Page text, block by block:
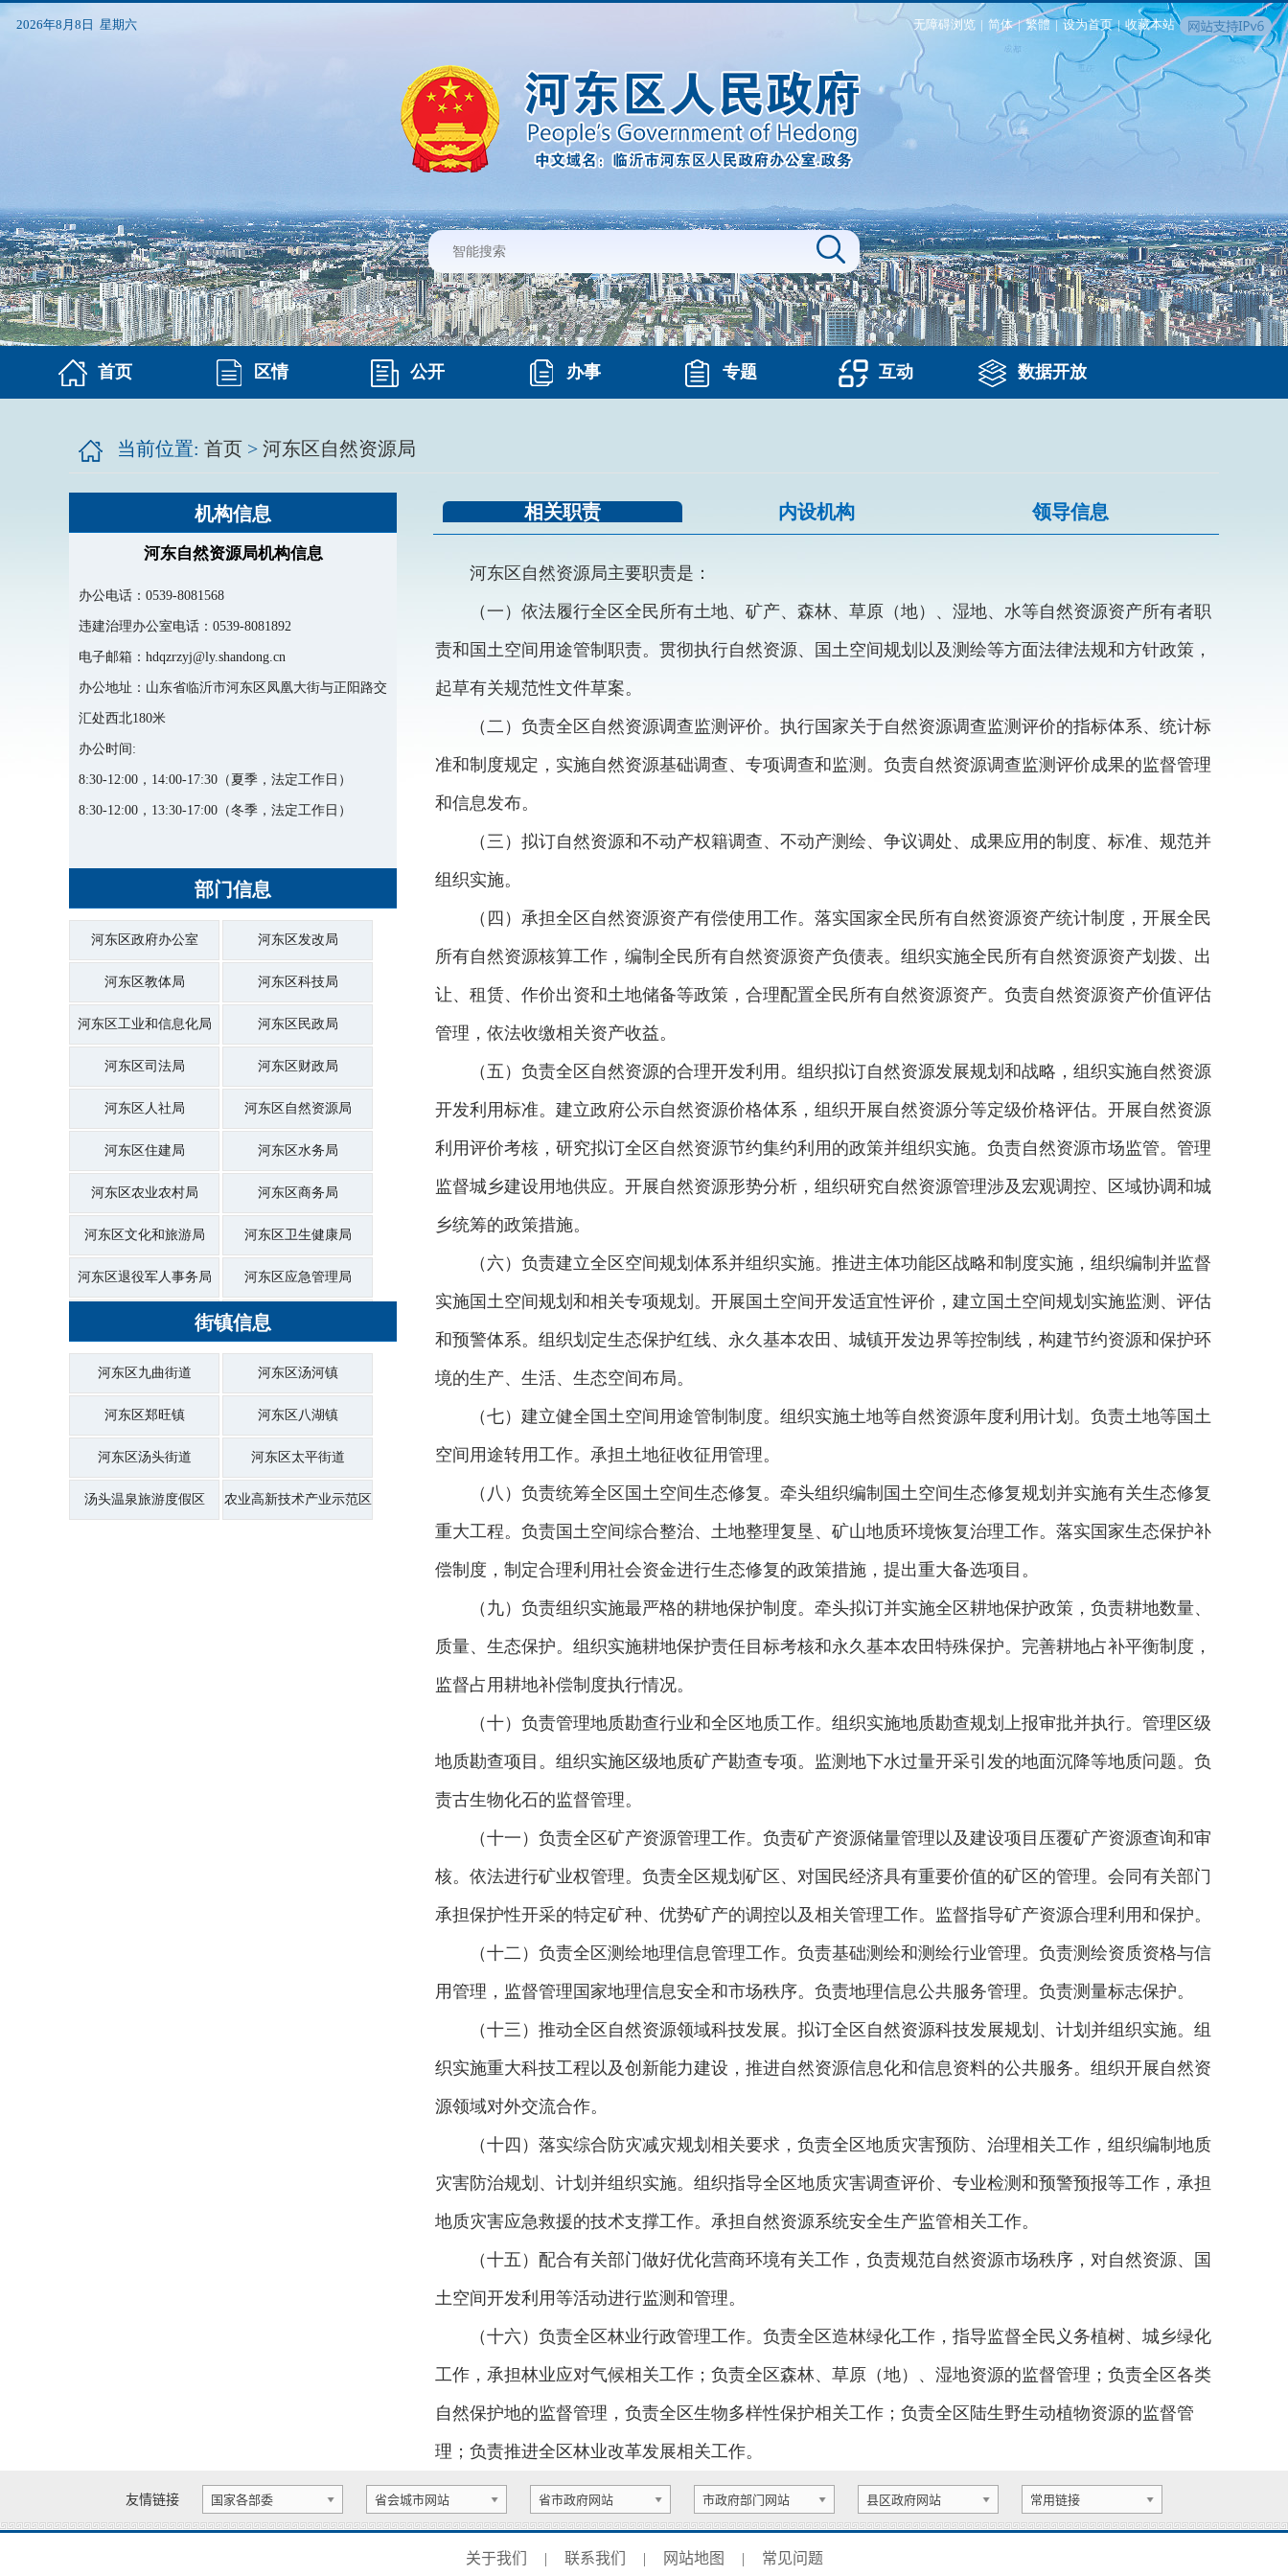
2026年8月8日 星期六 无障碍浏览 | 简体 | 繁體 | 设为首页 | 收藏本站
首页 区情 公开 办事 专题 互动 数据开放
当前位置: 首页 > 河东区自然资源局
机构信息
河东自然资源局机构信息
办公电话： 0539-8081568
违建治理办公室电话 ： 0539-8081892
电子邮箱： hdqzrzyj@ly.shandong.cn
办公地址： 山东省临沂市河东区凤凰大街与正阳路交
汇处西北180米
办公时间:
8:30-12:00，14:00-17:30（夏季，法定工作日）
8:30-12:00，13:30-17:00（冬季，法定工作日）
部门信息
河东区政府办公室 河东区发改局
河东区教体局 河东区科技局
河东区工业和信息化局 河东区民政局
河东区司法局 河东区财政局
河东区人社局 河东区自然资源局
河东区住建局 河东区水务局
河东区农业农村局 河东区商务局
河东区文化和旅游局 河东区卫生健康局
河东区退役军人事务局 河东区应急管理局
河东区行政审批服务局
街镇信息
河东区九曲街道 河东区汤河镇
河东区郑旺镇 河东区八湖镇
河东区汤头街道 河东区太平街道
汤头温泉旅游度假区 农业高新技术产业示范区
相关职责 内设机构 领导信息
河东区自然资源局主要职责是：
（一）依法履行全区全民所有土地、矿产、森林、草原（地）、湿地、水等自然资源资产所有者职
责和国土空间用途管制职责。贯彻执行自然资源、国土空间规划以及测绘等方面法律法规和方针政策，
起草有关规范性文件草案。
（二）负责全区自然资源调查监测评价。执行国家关于自然资源调查监测评价的指标体系、统计标
准和制度规定，实施自然资源基础调查、专项调查和监测。负责自然资源调查监测评价成果的监督管理
和信息发布。
（三）拟订自然资源和不动产权籍调查、不动产测绘、争议调处、成果应用的制度、标准、规范并
组织实施。
（四）承担全区自然资源资产有偿使用工作。落实国家全民所有自然资源资产统计制度，开展全民
所有自然资源核算工作，编制全民所有自然资源资产负债表。组织实施全民所有自然资源资产划拨、出
让、租赁、作价出资和土地储备等政策，合理配置全民所有自然资源资产。负责自然资源资产价值评估
管理，依法收缴相关资产收益。
（五）负责全区自然资源的合理开发利用。组织拟订自然资源发展规划和战略，组织实施自然资源
开发利用标准。建立政府公示自然资源价格体系，组织开展自然资源分等定级价格评估。开展自然资源
利用评价考核，研究拟订全区自然资源节约集约利用的政策并组织实施。负责自然资源市场监管。管理
监督城乡建设用地供应。开展自然资源形势分析，组织研究自然资源管理涉及宏观调控、区域协调和城
乡统筹的政策措施。
（六）负责建立全区空间规划体系并组织实施。推进主体功能区战略和制度实施，组织编制并监督
实施国土空间规划和相关专项规划。开展国土空间开发适宜性评价，建立国土空间规划实施监测、评估
和预警体系。组织划定生态保护红线、永久基本农田、城镇开发边界等控制线，构建节约资源和保护环
境的生产、生活、生态空间布局。
（七）建立健全国土空间用途管制制度。组织实施土地等自然资源年度利用计划。负责土地等国土
空间用途转用工作。承担土地征收征用管理。
（八）负责统筹全区国土空间生态修复。牵头组织编制国土空间生态修复规划并实施有关生态修复
重大工程。负责国土空间综合整治、土地整理复垦、矿山地质环境恢复治理工作。落实国家生态保护补
偿制度，制定合理利用社会资金进行生态修复的政策措施，提出重大备选项目。
（九）负责组织实施最严格的耕地保护制度。牵头拟订并实施全区耕地保护政策，负责耕地数量、
质量、生态保护。组织实施耕地保护责任目标考核和永久基本农田特殊保护。完善耕地占补平衡制度，
监督占用耕地补偿制度执行情况。
（十）负责管理地质勘查行业和全区地质工作。组织实施地质勘查规划上报审批并执行。管理区级
地质勘查项目。组织实施区级地质矿产勘查专项。监测地下水过量开采引发的地面沉降等地质问题。负
责古生物化石的监督管理。
（十一）负责全区矿产资源管理工作。负责矿产资源储量管理以及建设项目压覆矿产资源查询和审
核。依法进行矿业权管理。负责全区规划矿区、对国民经济具有重要价值的矿区的管理。会同有关部门
承担保护性开采的特定矿种、优势矿产的调控以及相关管理工作。监督指导矿产资源合理利用和保护。
（十二）负责全区测绘地理信息管理工作。负责基础测绘和测绘行业管理。负责测绘资质资格与信
用管理，监督管理国家地理信息安全和市场秩序。负责地理信息公共服务管理。负责测量标志保护。
（十三）推动全区自然资源领域科技发展。拟订全区自然资源科技发展规划、计划并组织实施。组
织实施重大科技工程以及创新能力建设，推进自然资源信息化和信息资料的公共服务。组织开展自然资
源领域对外交流合作。
（十四）落实综合防灾减灾规划相关要求，负责全区地质灾害预防、治理相关工作，组织编制地质
灾害防治规划、计划并组织实施。组织指导全区地质灾害调查评价、专业检测和预警预报等工作，承担
地质灾害应急救援的技术支撑工作。承担自然资源系统安全生产监管相关工作。
（十五）配合有关部门做好优化营商环境有关工作，负责规范自然资源市场秩序，对自然资源、国
土空间开发利用等活动进行监测和管理。
（十六）负责全区林业行政管理工作。负责全区造林绿化工作，指导监督全民义务植树、城乡绿化
工作，承担林业应对气候相关工作；负责全区森林、草原（地）、湿地资源的监督管理；负责全区各类
自然保护地的监督管理，负责全区生物多样性保护相关工作；负责全区陆生野生动植物资源的监督管
理；负责推进全区林业改革发展相关工作。